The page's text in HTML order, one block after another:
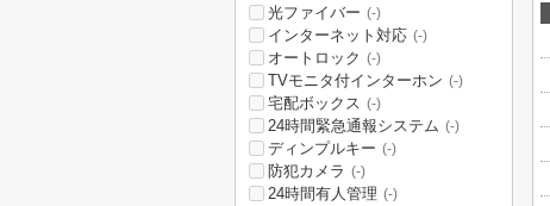
光ファイバー (-)
インターネット対応 (-)
オートロック (-)
TVモニタ付インターホン (-)
宅配ボックス (-)
24時間緊急通報システム (-)
ディンプルキー (-)
防犯カメラ (-)
24時間有人管理 (-)